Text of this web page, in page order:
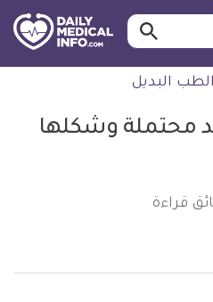
ابحث…
الطب البديل
7 فوائد محتملة وشكلها
قراءة